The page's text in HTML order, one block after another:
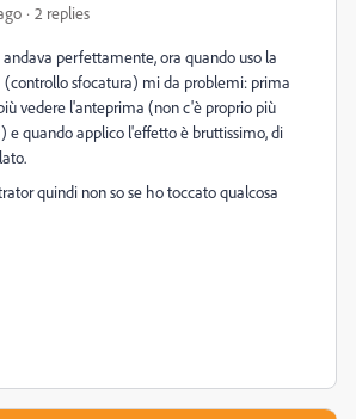
2 replies
andava perfettamente, ora quando uso la
(controllo sfocatura) mi da problemi: prima
vedere l'anteprima (non c'è proprio più
e quando applico l'effetto è bruttissimo, di
quindi non so se ho toccato qualcosa